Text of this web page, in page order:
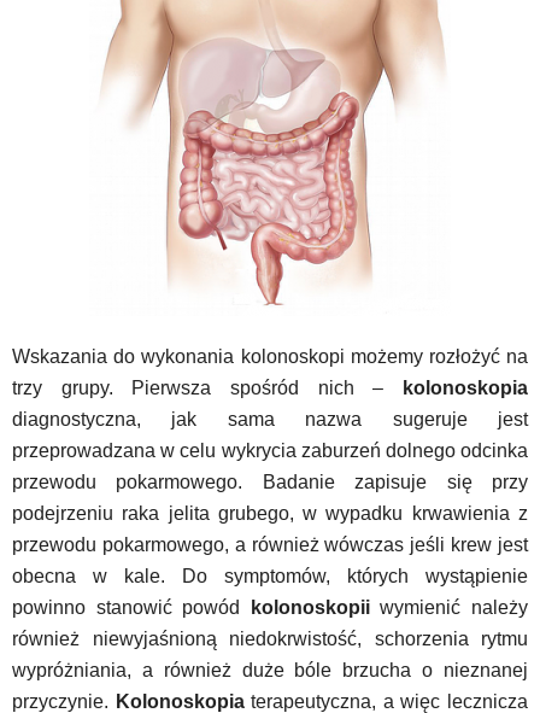
Wskazania do wykonania kolonoskopi możemy rozłożyć na
trzy grupy. Pierwsza spośród nich – kolonoskopia
diagnostyczna, jak sama nazwa sugeruje jest
przeprowadzana w celu wykrycia zaburzeń dolnego odcinka
przewodu pokarmowego. Badanie zapisuje się przy
podejrzeniu raka jelita grubego, w wypadku krwawienia z
przewodu pokarmowego, a również wówczas jeśli krew jest
obecna w kale. Do symptomów, których wystąpienie
powinno stanowić powód
kolonoskopiiwymienić należy
również niewyjaśnioną niedokrwistość, schorzenia rytmu
wypróżniania, a również duże bóle brzucha o nieznanej
przyczynie. Kolonoskopiaterapeutyczna, a więc lecznicza